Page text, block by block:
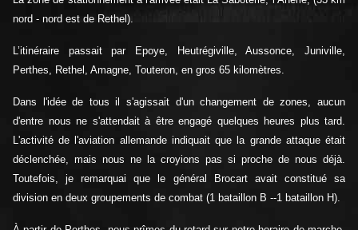
nord - nord est de Rethel).
L’itinéraire passait par Epoye, Heutrégiville, Aussonce, Juniville,
Perthes, Rethel, Amagne, Touteron, en gros 65 kilomètres.
Dans l'idée de tous il s'agissait d'un changement de zones, aucun
d'entre nous ne s'attendait à être engagé quelques heures plus tard.
L'activité de l'aviation allemande indiquait que la grande attaque était
déclenchée, mais nous ne la croyions pas si proche de nous déjà.
Toutefois, je remarquai que le général Brocart avait constitué sa
division en deux groupements de combat (1 bataillon B --1 bataillon H).